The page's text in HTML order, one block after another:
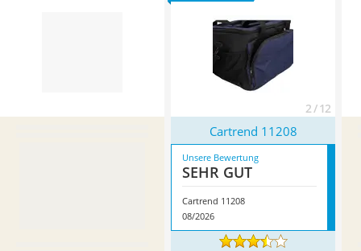
2 / 12
Cartrend 11208
Unsere Bewertung
SEHR GUT
Cartrend 11208
08/2026